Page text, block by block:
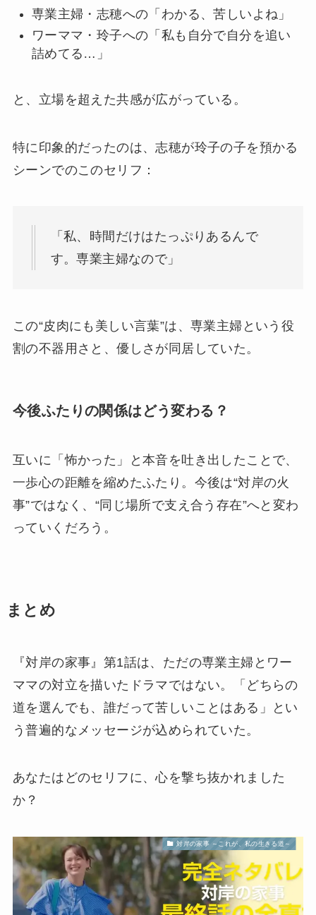
専業主婦・志穂への「わかる、苦しいよね」
ワーママ・玲子への「私も自分で自分を追い
詰めてる…」
と、立場を超えた共感が広がっている。
特に印象的だったのは、志穂が玲子の子を預かる
シーンでのこのセリフ：
「私、時間だけはたっぷりあるんで
す。専業主婦なので」
この“皮肉にも美しい言葉”は、専業主婦という役
割の不器用さと、優しさが同居していた。
今後ふたりの関係はどう変わる？
互いに「怖かった」と本音を吐き出したことで、
一歩心の距離を縮めたふたり。今後は“対岸の火
事”ではなく、“同じ場所で支え合う存在”へと変わ
っていくだろう。
まとめ
『対岸の家事』第1話は、ただの専業主婦とワー
ママの対立を描いたドラマではない。「どちらの
道を選んでも、誰だって苦しいことはある」とい
う普遍的なメッセージが込められていた。
あなたはどのセリフに、心を撃ち抜かれました
か？
対岸の家事 ～これが、私の生きる道～